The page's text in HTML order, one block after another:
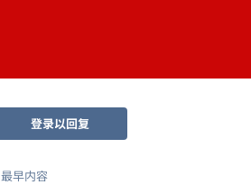
登录以回复
最早内容